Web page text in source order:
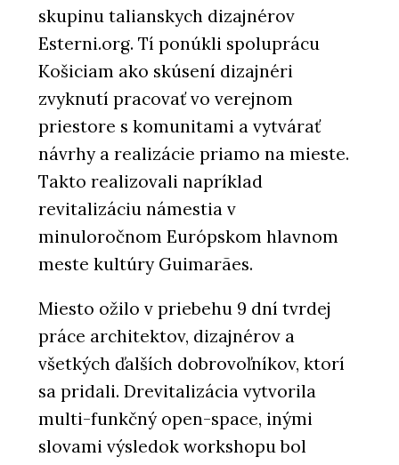
skupinu talianskych dizajnérov
Esterni.org. Tí ponúkli spoluprácu
Košiciam ako skúsení dizajnéri
zvyknutí pracovať vo verejnom
priestore s komunitami a vytvárať
návrhy a realizácie priamo na mieste.
Takto realizovali napríklad
revitalizáciu námestia v
minuloročnom Európskom hlavnom
meste kultúry Guimarães.
Miesto ožilo v priebehu 9 dní tvrdej
práce architektov, dizajnérov a
všetkých ďalších dobrovoľníkov, ktorí
sa pridali. Drevitalizácia vytvorila
multi-funkčný open-space, inými
slovami výsledok workshopu bol